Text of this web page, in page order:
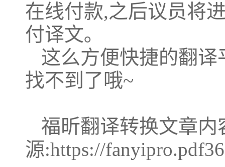
在线付款,之后议员将
付译文｡
这么方便快捷的翻
找不到了哦~
福昕翻译转换文章内
源:https://